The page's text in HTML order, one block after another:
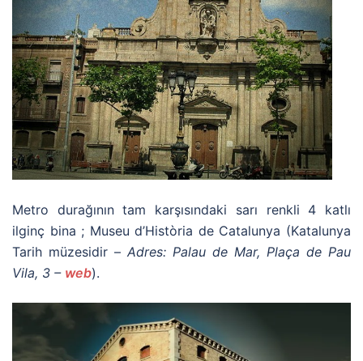
Metro durağının tam karşısındaki sarı renkli 4 katlı
ilginç bina ; Museu d’Història de Catalunya (Katalunya
Tarih müzesidir – Adres: Palau de Mar, Plaça de Pau
Vila, 3 – web).